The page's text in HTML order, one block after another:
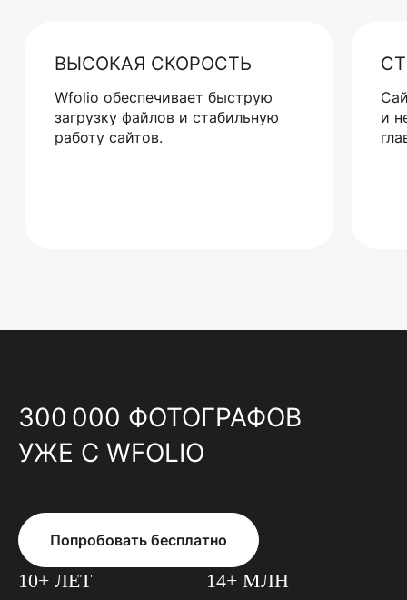
ВЫСОКАЯ СКОРОСТЬ
Wfolio обеспечивает быструю
загрузку файлов и стабильную
работу сайтов.
и
300 000 ФОТОГРАФОВ
УЖЕ С WFOLIO
Попробовать бесплатно
10+ ЛЕТ 14+ МЛН